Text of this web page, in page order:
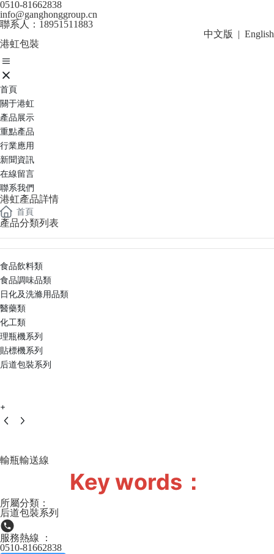
0510-81662838
info@ganghonggroup.cn
聯系人：18951511883
中文版
| English
港虹包裝
首頁
關于港虹
產品展示
重點產品
行業應用
新聞資訊
在線留言
聯系我們
港虹產品詳情
首頁
產品分類列表
食品飲料類
食品調味品類
日化及洗滌用品類
醫藥類
化工類
理瓶機系列
貼標機系列
后道包裝系列
+
輸瓶輸送線
Key words：
所屬分類：
后道包裝系列
服務熱線 ：
0510-81662838